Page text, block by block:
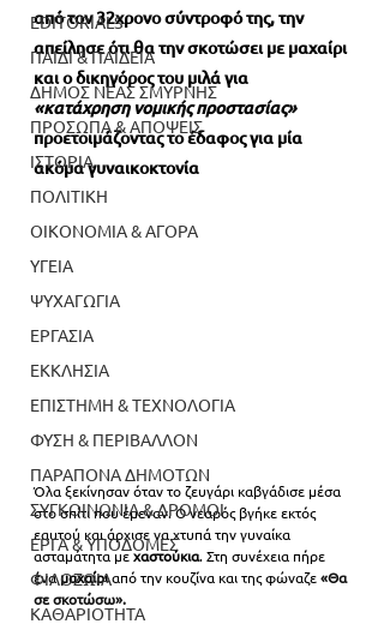
EDITORIALS
ΠΑΙΔΙ & ΠΑΙΔΕΙΑ
ΔΗΜΟΣ ΝΕΑΣ ΣΜΥΡΝΗΣ
ΠΡΟΣΩΠΑ & ΑΠΟΨΕΙΣ
ΙΣΤΟΡΙΑ
ΠΟΛΙΤΙΚΗ
ΟΙΚΟΝΟΜΙΑ & ΑΓΟΡΑ
ΥΓΕΙΑ
ΨΥΧΑΓΩΓΙΑ
ΕΡΓΑΣΙΑ
ΕΚΚΛΗΣΙΑ
ΕΠΙΣΤΗΜΗ & ΤΕΧΝΟΛΟΓΙΑ
ΦΥΣΗ & ΠΕΡΙΒΑΛΛΟΝ
ΠΑΡΑΠΟΝΑ ΔΗΜΟΤΩΝ
ΣΥΓΚΟΙΝΩΝΙΑ & ΔΡΟΜΟΙ
ΕΡΓΑ & ΥΠΟΔΟΜΕΣ
ΦΙΛΟΖΩΙΑ
ΚΑΘΑΡΙΟΤΗΤΑ
από τον 32χρονο σύντροφό της, την
απείλησε ότι θα την σκοτώσει με μαχαίρι
και ο δικηγόρος του μιλά για
«κατάχρηση νομικής προστασίας»
προετοιμάζοντας το έδαφος για μία
ακόμα γυναικοκτονία
Όλα ξεκίνησαν όταν το ζευγάρι καβγάδισε μέσα
στο σπίτι που έμεναν. Ο νεαρός βγήκε εκτός
εαυτού και άρχισε να χτυπά την γυναίκα
ασταμάτητα με χαστούκια. Στη συνέχεια πήρε
ένα μαχαίρι από την κουζίνα και της φώναζε «Θα
σε σκοτώσω».